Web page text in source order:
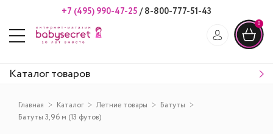
+7 (495) 990-47-25 /8-800-777-51-43
0
Каталог товаров
Главная Каталог Летние товары
Батуты
Батуты 3,96 м (13 футов)